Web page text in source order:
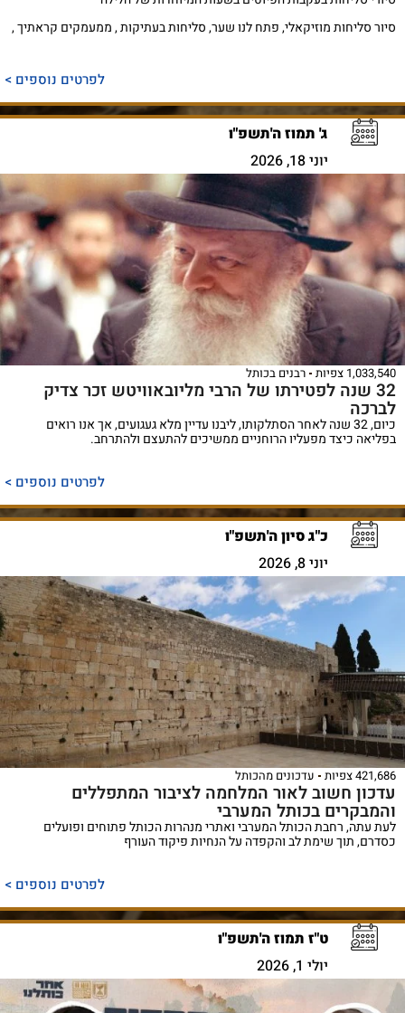
סיור סליחות מוזיקאלי, פתח לנו שער, סליחות בעתיקות , ממעמקים קראתיך ,
לפרטים נוספים >
ג' תמוז ה'תשפ"ו
יוני 18, 2026
1,033,540 צפיות רבנים בכותל
32 שנה לפטירתו של הרבי מליובאוויטש זכר צדיק
לברכה
כיום, 32 שנה לאחר הסתלקותו, ליבנו עדיין מלא געגועים, אך אנו רואים
בפליאה כיצד מפעליו הרוחניים ממשיכים להתעצם ולהתרחב.
לפרטים נוספים >
כ"ג סיון ה'תשפ"ו
יוני 8, 2026
421,686 צפיות עדכונים מהכותל
עדכון חשוב לאור המלחמה לציבור המתפללים
והמבקרים בכותל המערבי
לעת עתה, רחבת הכותל המערבי ואתרי מנהרות הכותל פתוחים ופועלים
כסדרם, תוך שימת לב והקפדה על הנחיות פיקוד העורף
לפרטים נוספים >
ט"ז תמוז ה'תשפ"ו
יולי 1, 2026